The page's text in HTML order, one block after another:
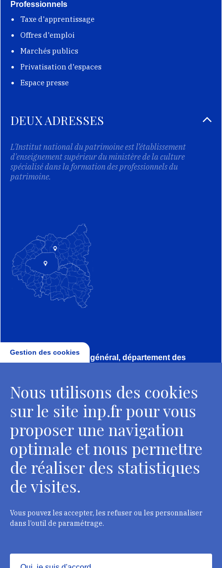
Professionnels
Taxe d'apprentissage
Offres d'emploi
Marchés publics
Privatisation d'espaces
Espace presse
DEUX ADRESSES
L'Institut national du patrimoine est l’établissement
d'enseignement supérieur du ministère de la culture
spécialisé dans la formation des professionnels du
patrimoine.
Direction, secrétariat général, département des
2 rue Vivienne - 75002 Paris
Tél. : + 33 1 44 41 16 41
Contacts
Département des restaurateurs
124 rue Henri Barbusse - 93300 Aubervilliers
Contacts
Gestion des cookies
Nous utilisons des cookies
sur le site inp.fr pour vous
proposer une navigation
optimale et nous permettre
de réaliser des statistiques
de visites.
Vous pouvez les accepter, les refuser ou les personnaliser
dans l’outil de paramétrage.